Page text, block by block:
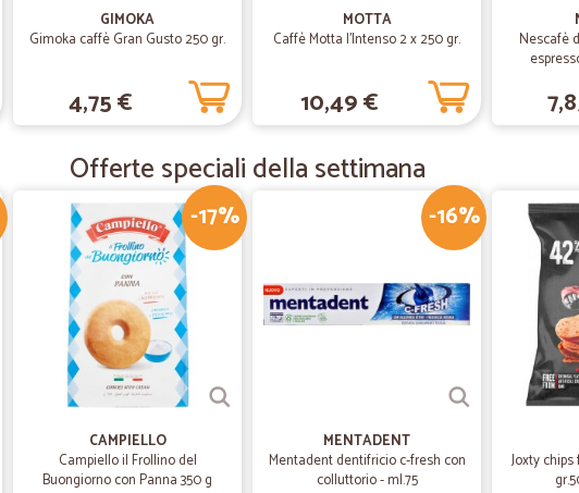
integro. Consiglio sicuramente.
Fabrizio M.
Ottimo servizio
Ottimo servizio. Consegne puntuali .
Silvana C.
Salve,tutto bene e tanto gentili…spesa
Salve,tutto bene e tanto gentili ringrazio anche
GIMOKA
Gimoka caffè Gran Gusto 250 gr.
4,75 €
MOTTA
Caffè Motta l'Intenso 2 x 250 gr.
10,49 €
Nescafè
Offerte speciali della settimana
-17%
CAMPIELLO
Campiello il Frollino del
Buongiorno con Panna 350 g
-16%
MENTADENT
Mentadent dentifricio c-fresh con
colluttorio - ml.75
Joxty